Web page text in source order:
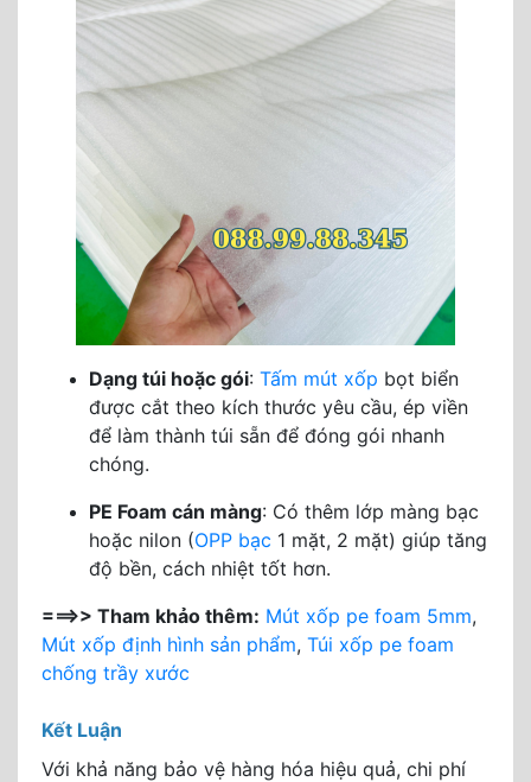
Dạng túi hoặc gói: Tấm mút xốp bọt biển
được cắt theo kích thước yêu cầu, ép viền
để làm thành túi sẵn để đóng gói nhanh
chóng.
PE Foam cán màng: Có thêm lớp màng bạc
hoặc nilon (OPP bạc 1 mặt, 2 mặt) giúp tăng
độ bền, cách nhiệt tốt hơn.
===>> Tham khảo thêm: Mút xốp pe foam 5mm,
Mút xốp định hình sản phẩm, Túi xốp pe foam
chống trầy xước
Kết Luận
Với khả năng bảo vệ hàng hóa hiệu quả, chi phí